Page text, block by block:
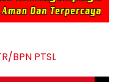
BPN PTSL